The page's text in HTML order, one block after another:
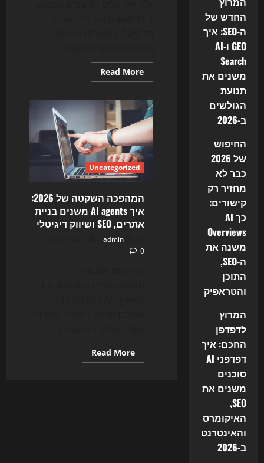
Read More
more
השקטה
של
איך
AI
agents,
vibe
coding
וכלי
בניית
משנים
את
השיווק
הדיגיטלי
Uncategorized
המהפכה השקטה של 2026:
איך AI agents משנים בניית
אתרים, SEO ושיווק דיגיטלי
admin
0
Read More
more
החדש של
ה-SEO: איך
GEO ו-AI
Search
משנים את
תנועת
הגולשים
ב-2026
החיפוש
של 2026
כבר לא
מחזיר רק
קישורים:
כך AI
Overviews
משנה את
ה-SEO,
התוכן
והטראפיק
המרוץ
לדפדפן
החכם: איך
דפדפני AI
סוכנים
משנים את
SEO,
האיקומרס
והאינטרנט
ב-2026